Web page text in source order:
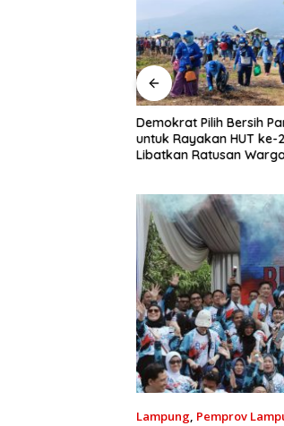
Demokrat Pilih Bersih
untuk Rayakan HUT ke-
Libatkan Ratusan
Lampung, Pemprov